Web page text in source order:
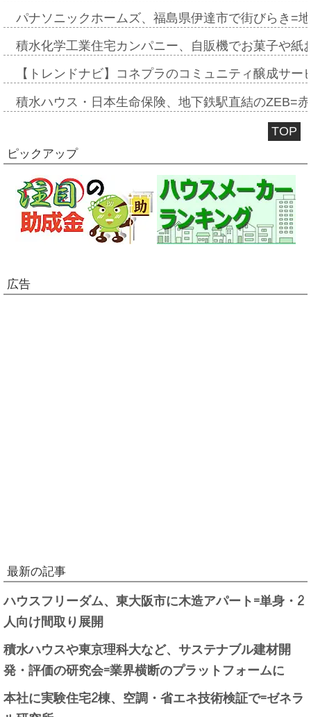
パナソニックホームズ、福島県伊達市で街びらき=
積水化学工業住宅カンパニー、自販機でお菓子や
【トレンドナビ】コネプラのコミュニティ醸成サ
積水ハウス・日本生命保険、地下鉄駅直結のZEB=
TOP
ピックアップ
広告
最新の記事
ハウスフリーダム、東大阪市に木造アパート=単身・2
人向け間取り展開
積水ハウスや東京理科大など、サステナブル建材開
発・評価の研究会=業界横断のプラットフォームに
本社に実験住宅2棟、空調・省エネ技術検証で=ゼネラ